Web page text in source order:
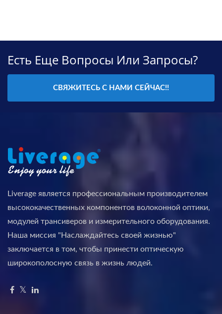
Есть Еще Вопросы Или Запросы?
СВЯЖИТЕСЬ С НАМИ СЕЙЧАС!!
Liverage является профессиональным производителем
высококачественных компонентов волоконной оптики,
модулей трансиверов и измерительного оборудования.
Наша миссия "Наслаждайтесь своей жизнью"
заключается в том, чтобы принести оптическую
широкополосную связь в жизнь людей.